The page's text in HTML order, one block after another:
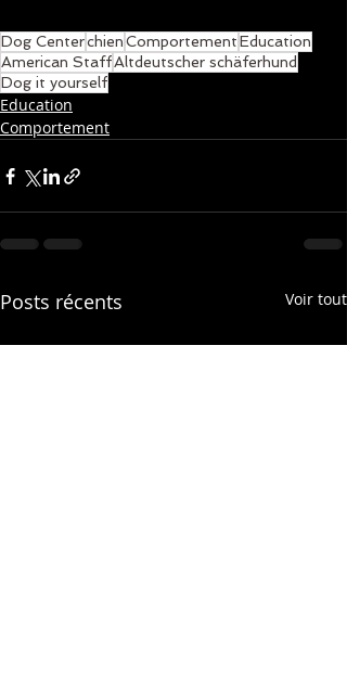
Dog CenterchienComportementEducation
American StaffAltdeutscher schäferhund
Dog it yourself
Education
Comportement
Posts récents Voir tout